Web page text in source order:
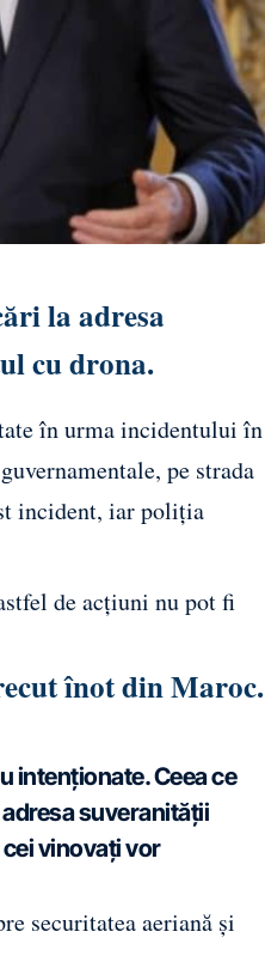
la adresa
cu drona.
în urma incidentului în
pe strada
incident, iar poliţia
de acţiuni nu pot fi
înot din Maroc.
intenţionate. Ceea ce
suveranităţii
vinovaţi vor
securitatea aeriană şi